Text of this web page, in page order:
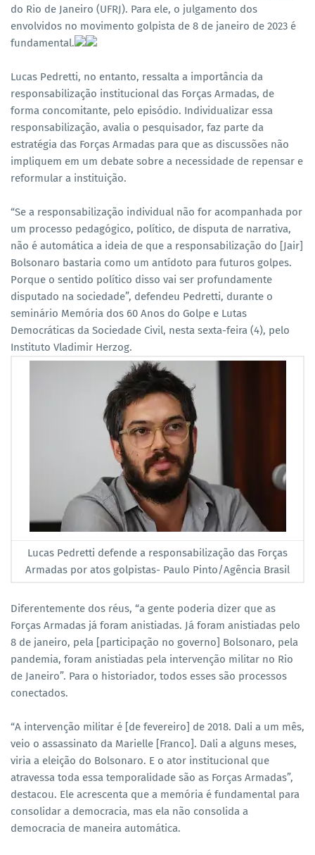
do Rio de Janeiro (UFRJ). Para ele, o julgamento dos
envolvidos no movimento golpista de 8 de janeiro de 2023 é
fundamental.
Lucas Pedretti, no entanto, ressalta a importância da
responsabilização institucional das Forças Armadas, de
forma concomitante, pelo episódio. Individualizar essa
responsabilização, avalia o pesquisador, faz parte da
estratégia das Forças Armadas para que as discussões não
impliquem em um debate sobre a necessidade de repensar e
reformular a instituição.
“Se a responsabilização individual não for acompanhada por
um processo pedagógico, político, de disputa de narrativa,
não é automática a ideia de que a responsabilização do [Jair]
Bolsonaro bastaria como um antídoto para futuros golpes.
Porque o sentido político disso vai ser profundamente
disputado na sociedade”, defendeu Pedretti, durante o
seminário Memória dos 60 Anos do Golpe e Lutas
Democráticas da Sociedade Civil, nesta sexta-feira (4), pelo
Instituto Vladimir Herzog.
Lucas Pedretti defende a responsabilização das Forças
Armadas por atos golpistas- Paulo Pinto/Agência Brasil
Diferentemente dos réus, “a gente poderia dizer que as
Forças Armadas já foram anistiadas. Já foram anistiadas pelo
8 de janeiro, pela [participação no governo] Bolsonaro, pela
pandemia, foram anistiadas pela intervenção militar no Rio
de Janeiro”. Para o historiador, todos esses são processos
conectados.
“A intervenção militar é [de fevereiro] de 2018. Dali a um mês,
veio o assassinato da Marielle [Franco]. Dali a alguns meses,
viria a eleição do Bolsonaro. E o ator institucional que
atravessa toda essa temporalidade são as Forças Armadas”,
destacou. Ele acrescenta que a memória é fundamental para
consolidar a democracia, mas ela não consolida a
democracia de maneira automática.